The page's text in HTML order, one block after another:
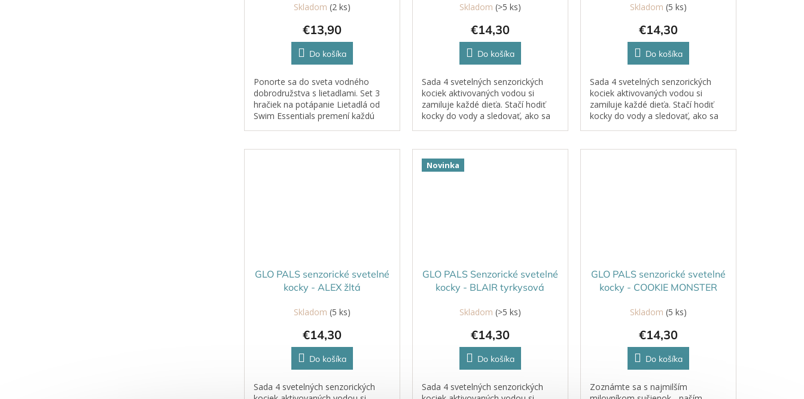
Skladom (2 ks)
€13,90
Do košíka
Ponorte sa do sveta vodného
dobrodružstva s lietadlami. Set 3
hračiek na potápanie Lietadlá od
Swim Essentials premení každú
Skladom (>5 ks)
€14,30
Do košíka
Sada 4 svetelných senzorických
kociek aktivovaných vodou si
zamiluje každé dieťa. Stačí hodiť
kocky do vody a sledovať, ako sa
Skladom (5 ks)
€14,30
Do košíka
Sada 4 svetelných senzorických
kociek aktivovaných vodou si
zamiluje každé dieťa. Stačí hodiť
kocky do vody a sledovať, ako sa
GLO PALS senzorické svetelné
kocky - ALEX žltá
Skladom (5 ks)
€14,30
Do košíka
Sada 4 svetelných senzorických
Novinka
GLO PALS Senzorické svetelné
kocky - BLAIR tyrkysová
Skladom (>5 ks)
€14,30
Do košíka
Sada 4 svetelných senzorických
GLO PALS senzorické svetelné
kocky - COOKIE MONSTER
Skladom (5 ks)
€14,30
Do košíka
Zoznámte sa s najmilším